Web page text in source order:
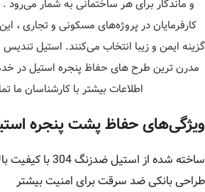
و ماندگار برای هر ساختمانی به شمار می‌رود
کارفرمایان در پروژه‌های مسکونی و تجاری ،
گزینه ایمن و زیبا انتخاب می‌کنند. استیل
مدرن ترین طرح های حفاظ پنجره استیل
اطلاعات بیشتر با کارشناسان ما
ویژگی‌های حفاظ پشت پنجره
ساخته شده از استیل ضدزنگ 304 با کیفیت بالا
طراحی بانکی ضد سرقت برای امنیت بیشتر